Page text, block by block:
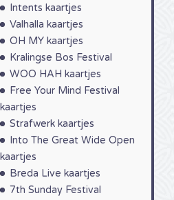
Intents kaartjes
Valhalla kaartjes
OH MY kaartjes
Kralingse Bos Festival
WOO HAH kaartjes
Free Your Mind Festival
kaartjes
Strafwerk kaartjes
Into The Great Wide Open
kaartjes
Breda Live kaartjes
7th Sunday Festival